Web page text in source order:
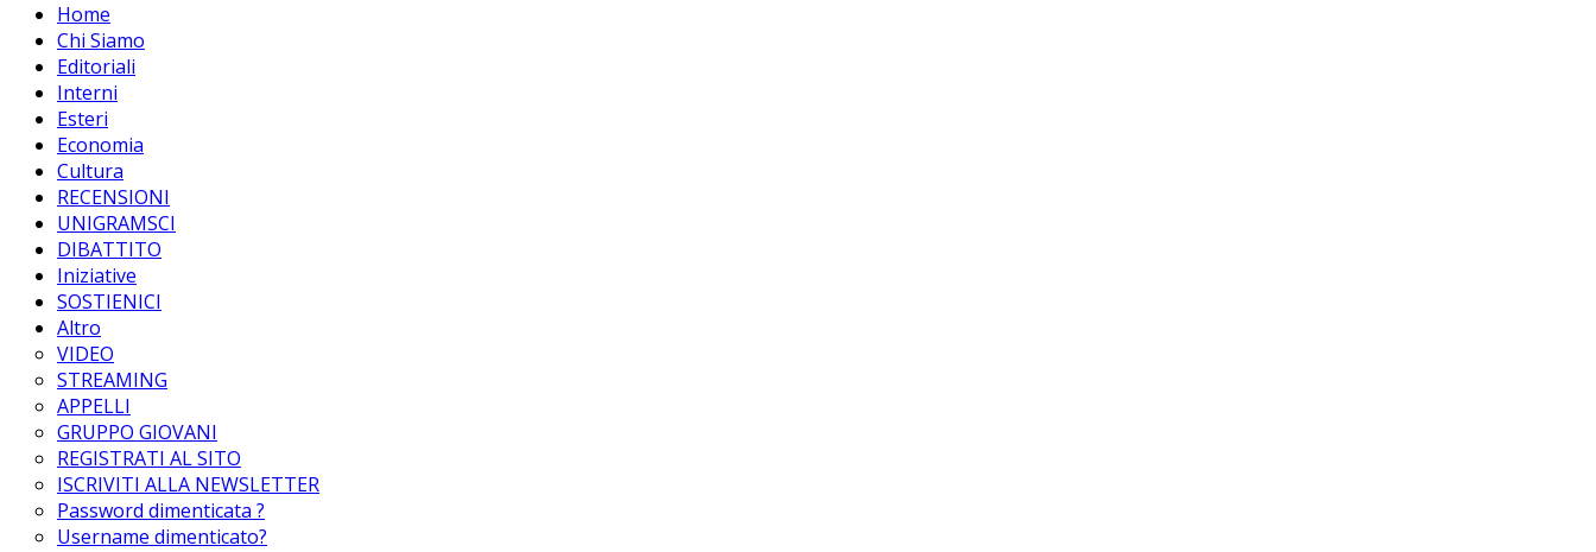
Home
Chi Siamo
Editoriali
Interni
Esteri
Economia
Cultura
RECENSIONI
UNIGRAMSCI
DIBATTITO
Iniziative
SOSTIENICI
Altro
VIDEO
STREAMING
APPELLI
GRUPPO GIOVANI
REGISTRATI AL SITO
ISCRIVITI ALLA NEWSLETTER
Password dimenticata ?
Username dimenticato?